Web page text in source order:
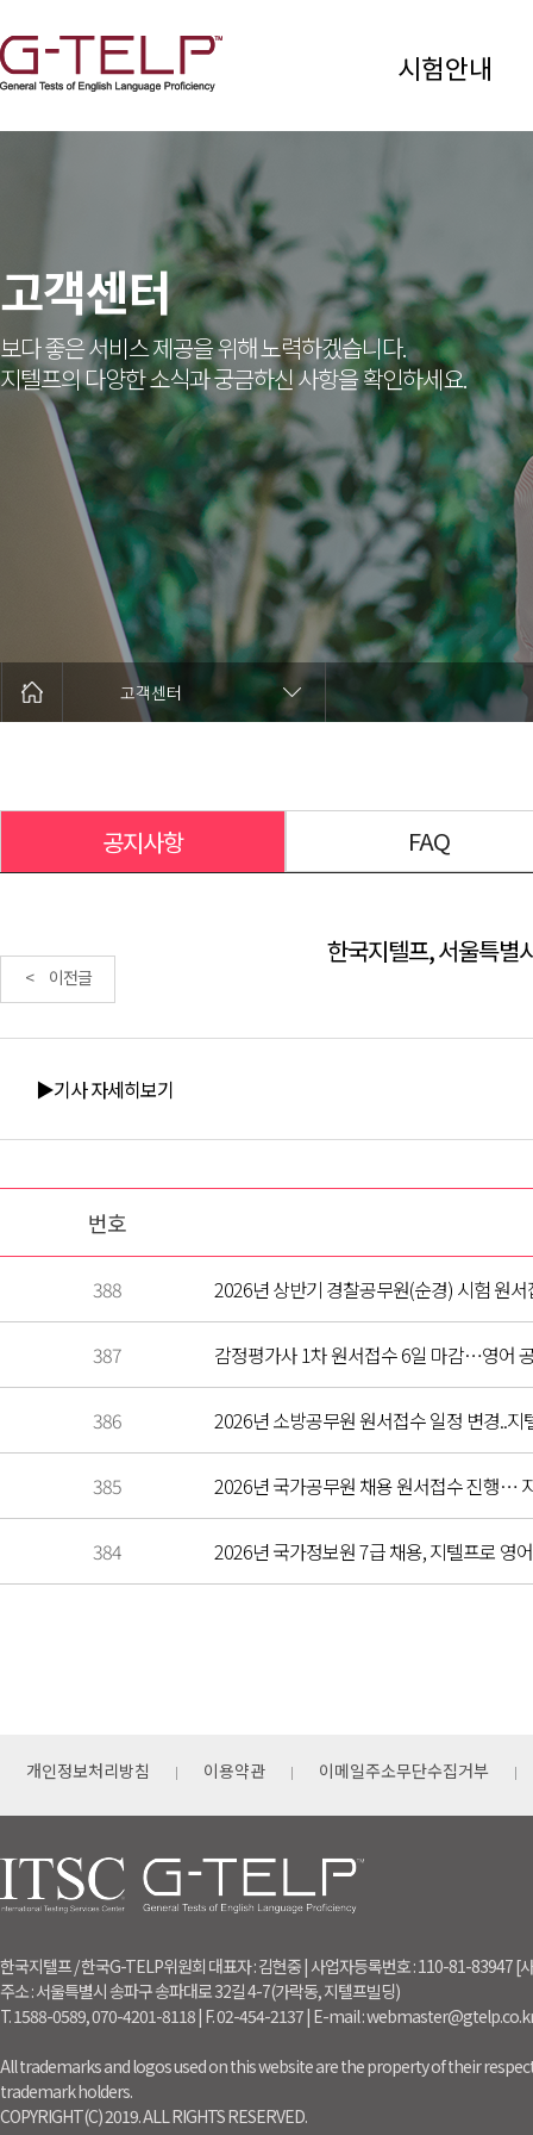
시험안내
고객센터
보다 좋은 서비스 제공을 위해 노력하겠습니다.
지텔프의 다양한 소식과 궁금하신 사항을 확인하세요.
고객센터
공지사항 FAQ
한국지텔프, 서울특별
< 이전글
▶기사 자세히보기
번호
388 2026년 상반기 경찰공무원(순경) 시험 원
387 감정평가사 1차 원서접수 6일 마감…영어
386 2026년 소방공무원 원서접수 일정 변경..지
385 2026년 국가공무원 채용 원서접수 진행…
384 2026년 국가정보원 7급 채용, 지텔프로 영
개인정보처리방침 이용약관 이메일주소무단수집거부
한국지텔프 / 한국G-TELP위원회 대표자 : 김현중 | 사업자등록번호 : 110-81-83947
주소 : 서울특별시 송파구 송파대로 32길 4-7(가락동, 지텔프빌딩)
T. 1588-0589, 070-4201-8118 | F. 02-454-2137 | E-mail :
All trademarks and logos used on this website are the property of their
trademark holders.
COPYRIGHT(C) 2019. ALL RIGHTS RESERVED.